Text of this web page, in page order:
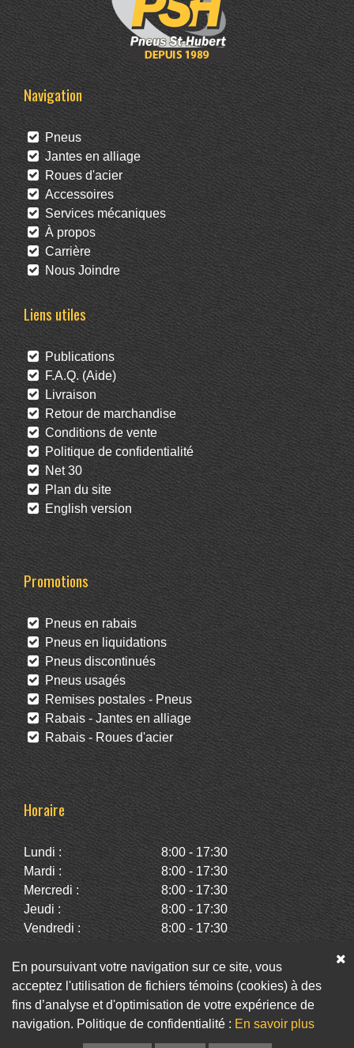
Navigation
Pneus
Jantes en alliage
Roues d'acier
Accessoires
Services mécaniques
À propos
Carrière
Nous Joindre
Liens utiles
Publications
F.A.Q. (Aide)
Livraison
Retour de marchandise
Conditions de vente
Politique de confidentialité
Net 30
Plan du site
English version
Promotions
Pneus en rabais
Pneus en liquidations
Pneus discontinués
Pneus usagés
Remises postales - Pneus
Rabais - Jantes en alliage
Rabais - Roues d'acier
Horaire
Lundi :
8:00 - 17:30
Mardi :
8:00 - 17:30
Mercredi :
8:00 - 17:30
Jeudi :
8:00 - 17:30
Vendredi :
8:00 - 17:30
Dimanche :
Fermé
Facebook Twitter Infolettre
En poursuivant votre navigation sur ce site, vous
acceptez l'utilisation de fichiers témoins (cookies) à des
fins d’analyse et d'optimisation de votre expérience de
navigation. Politique de confidentialité : En savoir plus